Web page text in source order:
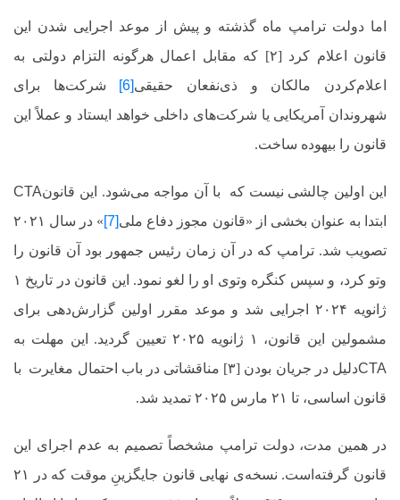
اما دولت ترامپ ماه گذشته و پیش از موعد اجرایی شدن این
قانون اعلام کرد [۲] که مقابل اعمال هرگونه التزام دولتی به
اعلام‌کردن مالکان و ذی‌نفعان حقیقی[6]
شرکت‌ها برای
شهروندان آمریکایی یا شرکت‌های داخلی خواهد ایستاد و عملاً این
قانون را بیهوده ساخت.
این اولین چالشی نیست که CTAبا آن مواجه می‌شود. این قانون
ابتدا به عنوان بخشی از «قانون مجوز دفاع ملی[7]
» در سال ۲۰۲۱
تصویب شد. ترامپ که در آن زمان رئیس جمهور بود آن قانون را
وتو کرد، و سپس کنگره وتوی او را لغو نمود. این قانون در تاریخ ۱
ژانویه ۲۰۲۴ اجرایی شد و موعد مقرر اولین گزارش‌دهی برای
مشمولین این قانون، ۱ ژانویه ۲۰۲۵ تعیین گردید. این مهلت به
دلیل در جریان بودن [۳] مناقشاتی در باب احتمال مغایرتCTA
با
قانون اساسی، تا ۲۱ مارس ۲۰۲۵ تمدید شد.
در همین مدت، دولت ترامپ مشخصاً تصمیم به عدم اجرای این
قانون گرفته‌است. نسخه‌ی نهایی قانون جایگزینِ موقت که در ۲۱